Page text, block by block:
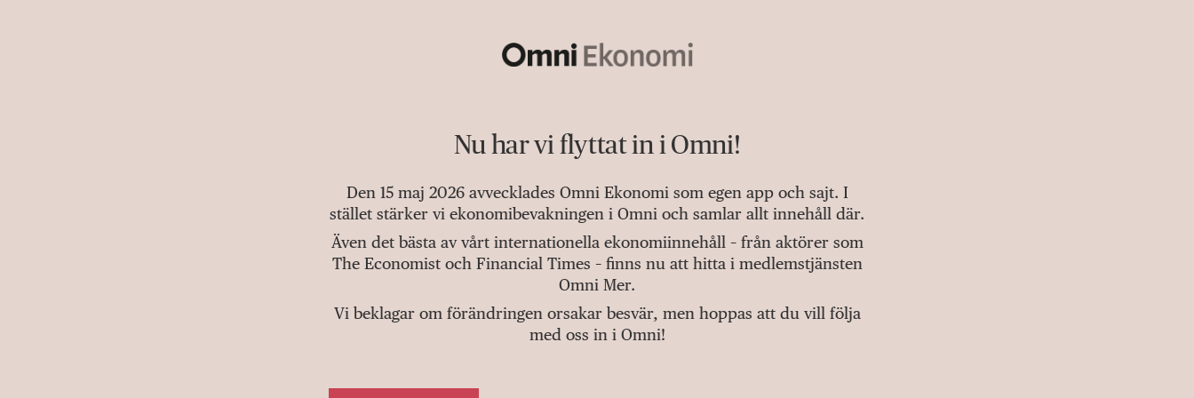
Nu har vi flyttat in i Omni!
Den 15 maj 2026 avvecklades Omni Ekonomi som egen app och sajt. I
stället stärker vi ekonomibevakningen i Omni och samlar allt innehåll där.
Även det bästa av vårt internationella ekonomiinnehåll – från aktörer som
The Economist och Financial Times – finns nu att hitta i medlemstjänsten
Omni Mer.
Vi beklagar om förändringen orsakar besvär, men hoppas att du vill följa
med oss in i Omni!